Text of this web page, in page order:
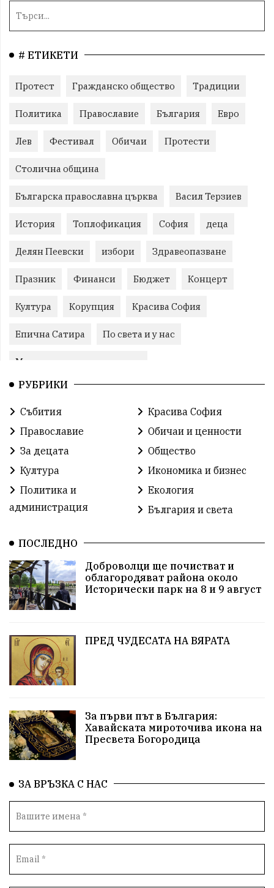
# ЕТИКЕТИ
Протест Гражданско общество Традиции
Политика Православие България Евро
Лев Фестивал Обичаи Протести
Столична община
Българска православна църква Васил Терзиев
История Топлофикация София деца
Делян Пеевски избори Здравеопазване
Празник Финанси Бюджет Концерт
Култура Корупция Красива София
Епична Сатира По света и у нас
Международни отношения
конституционен съд
българската общност Исторически парк
Слатина
Икономика Красива България измама
Европа Актуално Туризъм Бизнес
абсурд Здравословно хранене
Коледа Чиста София
Софийски общински съвет
Общински съвет Величие Финландия
Образование Борисов Кольо Парамов
Автопоход Костинброд
Столичен общински съвет Маратон кауза
сбъдната мечта
Счетоводство Референдум Вот на недоверие
РУБРИКИ
Събития
Красива София
Православие
Обичаи и ценности
За децата
Общество
Култура
Икономика и бизнес
Политика и
администрация
Екология
България и света
ПОСЛЕДНО
Доброволци ще почистват и
облагородяват района около
Исторически парк на 8 и 9 август
ПРЕД ЧУДЕСАТА НА ВЯРАТА
За първи път в България:
Хавайската мироточива икона на
Пресвета Богородица
ЗА ВРЪЗКА С НАС